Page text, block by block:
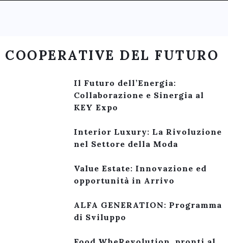
COOPERATIVE DEL FUTURO
Il Futuro dell’Energia:
Collaborazione e Sinergia al
KEY Expo
Interior Luxury: La Rivoluzione
nel Settore della Moda
Value Estate: Innovazione ed
opportunità in Arrivo
ALFA GENERATION: Programma
di Sviluppo